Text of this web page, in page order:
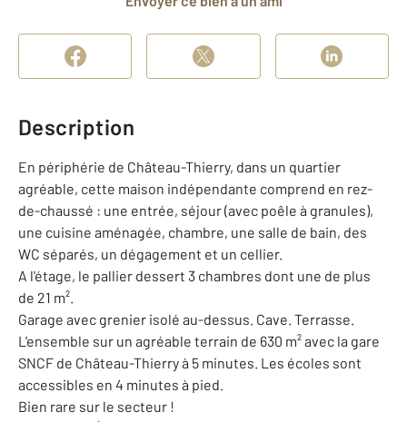
Description
En périphérie de Château-Thierry, dans un quartier
agréable, cette maison indépendante comprend en rez-
de-chaussé : une entrée, séjour (avec poêle à granules),
une cuisine aménagée, chambre, une salle de bain, des
WC séparés, un dégagement et un cellier.
A l'étage, le pallier dessert 3 chambres dont une de plus
de 21 m².
Garage avec grenier isolé au-dessus. Cave. Terrasse.
L'ensemble sur un agréable terrain de 630 m² avec la gare
SNCF de Château-Thierry à 5 minutes. Les écoles sont
accessibles en 4 minutes à pied.
Bien rare sur le secteur !